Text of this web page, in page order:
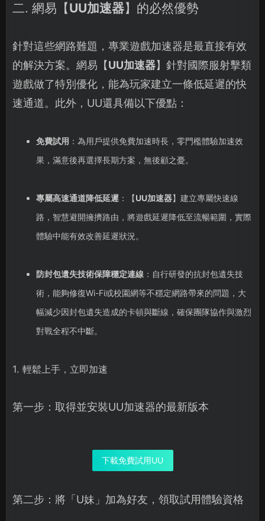
二. 網易【UU加速器】的必然優勢
針對這些網路難題，專業遊戲加速器是最直接有效
的解決方案。網易【UU加速器】針對國際服射擊類
遊戲做了特別優化，能為玩家建立一條低延遲的快
速通道。此外，UU還具備以下優點：
免費試用 ：為用戶提供免費加速時長，零門檻體驗加速效
果，滿意後再選擇長期方案，無後顧之憂。
專屬高速通道降低延遲：【UU加速器】建立專屬快速線
路，智慧避開擁擠路由，將遊戲延遲降低至流暢範圍，實際
體驗中能有效改善延遲狀況。
防封包遺失技術保障穩定連線：自行研發的抗封包遺失技
術，能夠修復Wi-Fi或校園網等不穩定網路帶來的問題，大
幅減少因封包遺失造成的卡頓與斷線，確保團隊協作與激烈
對戰全程不中斷。
1. 輕鬆上手，立即加速
第一步：取得並安裝UU加速器的最新版本
下載免費試用UU
第二步：將「U妹」加為好友，領取試用體驗資格